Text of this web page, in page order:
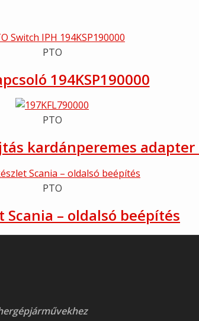
PTO
194KSP190000
PTO
kardánperemes adapter
PTO
Scania – oldalsó beépítés